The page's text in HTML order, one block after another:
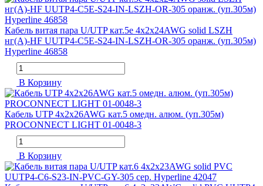
Кабель витая пара U/UTP кат.5e 4х2х24AWG solid LSZH
нг(А)-HF UUTP4-C5E-S24-IN-LSZH-OR-305 оранж. (уп.305м)
Hyperline 46858
В Корзину
Кабель UTP 4х2х26AWG кат.5 омедн. алюм. (уп.305м)
PROCONNECT LIGHT 01-0048-3
В Корзину